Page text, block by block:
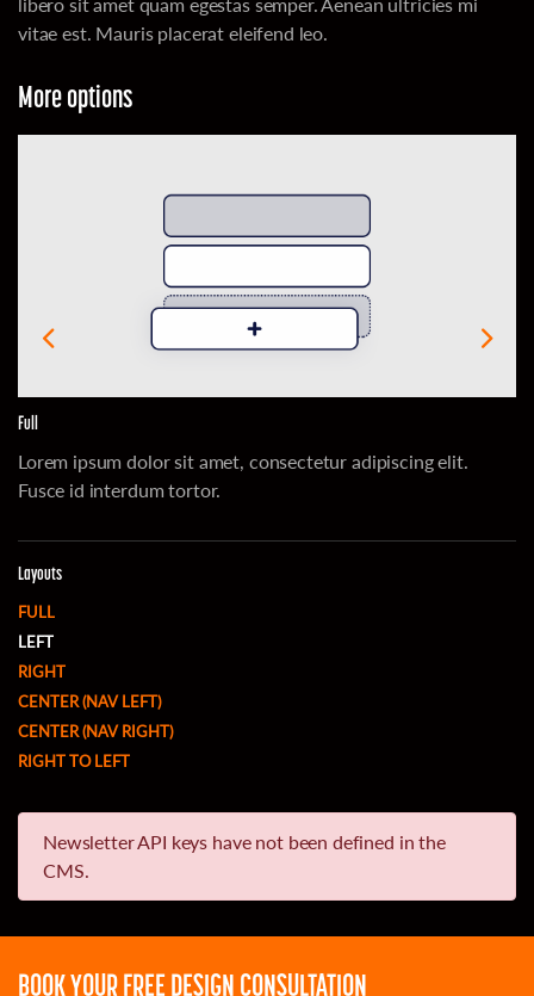
vitae est. Mauris placerat eleifend leo.
More options
Full
Lorem ipsum dolor sit amet, consectetur adipiscing elit.
Fusce id interdum tortor.
Layouts
FULL
LEFT
RIGHT
CENTER (NAV LEFT)
CENTER (NAV RIGHT)
RIGHT TO LEFT
Newsletter API keys have not been defined in the
CMS.
BOOK YOUR FREE DESIGN CONSULTATION